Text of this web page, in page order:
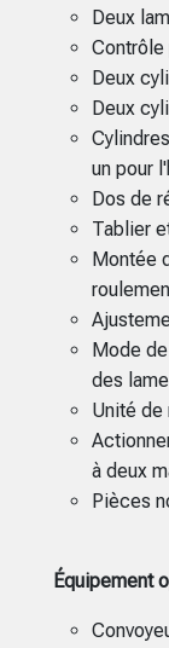
Deux
Contrôle
Deux
Deux
un pour
Dos de
Tablier
Montée
Mode
des
Unité de
à deux
Pièces
Équipement